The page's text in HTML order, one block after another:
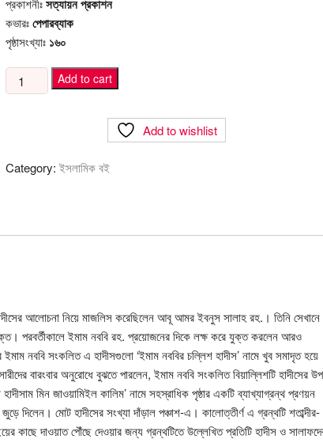
প্রকাশনীঃসত্যায়ন প্রকাশন
কভারঃপেপারব্যাক
পৃষ্ঠাসংখ্যাঃ ১৬০
নবিজির
পরশে,
Add to cart
Add to wishlist
Category: ইসলামিক বই
আলোচনা নিয়ে মাজলিস করেছিলেন আবূ আমর ইবনুস সালাহ রহ.। তিনি সেখানে
পরবর্তীকালে ইমাম নববি রহ. প্রয়োজনের দিকে লক্ষ করে যুক্ত করলেন আরও
নববি সংকলিত এ হাদীসগুলো ‘ইমাম নববির চল্লিশ হাদীস’ নামে খুব সমাদৃত হয়ে
বারংবার অনুরোধে বুঝতে পারলেন, ইমাম নববি সংকলিত বিয়াল্লিশটি হাদীসের
মিন জাওয়ামিইল কালিম’ নামে সহস্রাধিক পৃষ্ঠার একটি ব্যাখ্যাগ্রন্থ প্রণয়ন
দিলেন। মোট হাদীসের সংখ্যা দাঁড়াল পঞ্চাশ-এ। কালোত্তীর্ণ এ গ্রন্থটি শতাব্দীর-
কাছে দাওয়াত পৌঁছে দেওয়ার জন্য গ্রন্থটিতে উল্লেখিত প্রতিটি হাদীস ও